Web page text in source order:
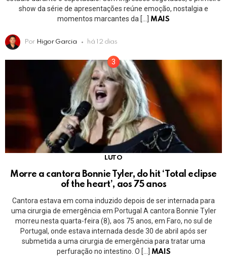
show da série de apresentações reúne emoção, nostalgia e
momentos marcantes da […]
MAIS
Por Higor Garcia há 12 dias
LUTO
Morre a cantora Bonnie Tyler, do hit ‘Total eclipse
of the heart’, aos 75 anos
Cantora estava em coma induzido depois de ser internada para
uma cirurgia de emergência em Portugal A cantora Bonnie Tyler
morreu nesta quarta-feira (8), aos 75 anos, em Faro, no sul de
Portugal, onde estava internada desde 30 de abril após ser
submetida a uma cirurgia de emergência para tratar uma
perfuração no intestino. O […]
MAIS